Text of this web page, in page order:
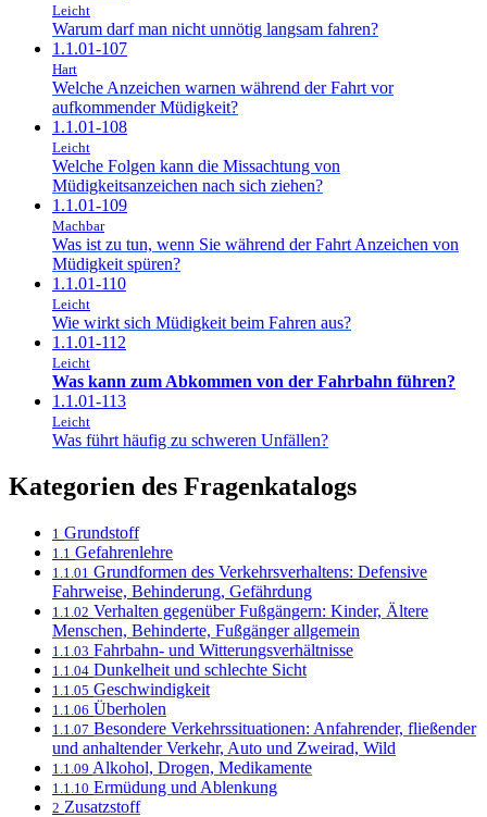
Leicht
Warum darf man nicht unnötig langsam fahren?
1.1.01-107
Hart
Welche Anzeichen warnen während der Fahrt vor
aufkommender Müdigkeit?
1.1.01-108
Leicht
Welche Folgen kann die Missachtung von
Müdigkeitsanzeichen nach sich ziehen?
1.1.01-109
Machbar
Was ist zu tun, wenn Sie während der Fahrt Anzeichen von
Müdigkeit spüren?
1.1.01-110
Leicht
Wie wirkt sich Müdigkeit beim Fahren aus?
1.1.01-112
Leicht
Was kann zum Abkommen von der Fahrbahn führen?
1.1.01-113
Leicht
Was führt häufig zu schweren Unfällen?
Kategorien des Fragenkatalogs
1 Grundstoff
1.1 Gefahrenlehre
1.1.01 Grundformen des Verkehrsverhaltens: Defensive
Fahrweise, Behinderung, Gefährdung
1.1.02 Verhalten gegenüber Fußgängern: Kinder, Ältere
Menschen, Behinderte, Fußgänger allgemein
1.1.03 Fahrbahn- und Witterungsverhältnisse
1.1.04 Dunkelheit und schlechte Sicht
1.1.05 Geschwindigkeit
1.1.06 Überholen
1.1.07 Besondere Verkehrssituationen: Anfahrender, fließender
und anhaltender Verkehr, Auto und Zweirad, Wild
1.1.09 Alkohol, Drogen, Medikamente
1.1.10 Ermüdung und Ablenkung
2 Zusatzstoff